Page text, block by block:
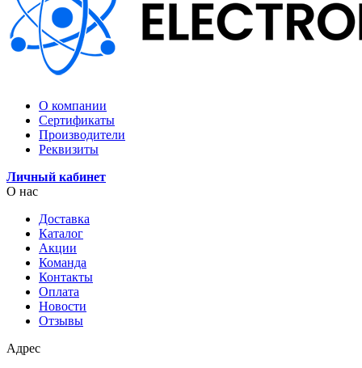
О компании
Сертификаты
Производители
Реквизиты
Личный кабинет
О нас
Доставка
Каталог
Акции
Команда
Контакты
Оплата
Новости
Отзывы
Адрес